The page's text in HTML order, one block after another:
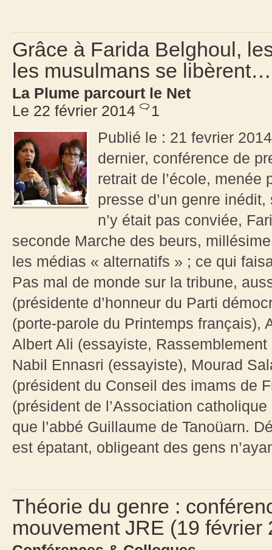
Grâce à Farida Belghoul,
les musulmans se
La Plume parcourt le Net
Le 22 février 2014
1
Publié le : 21 fevrier
dernier, conférence de
retrait de l’école, menée
presse d’un genre
n’y était pas conviée,
seconde Marche des beurs,
les médias « alternatifs » ; ce qui
Pas mal de monde sur la tribune,
(présidente d’honneur du Parti
(porte-parole du Printemps français),
Albert Ali (essayiste,
Nabil Ennasri (essayiste), Mourad
(président du Conseil des imams de
(président de l’Association
que l’abbé Guillaume de Tanoüarn.
est épatant, obligeant des gens
Théorie du genre :
mouvement JRE (19 février